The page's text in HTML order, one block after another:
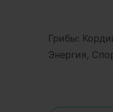
Грибы:
Энергия,